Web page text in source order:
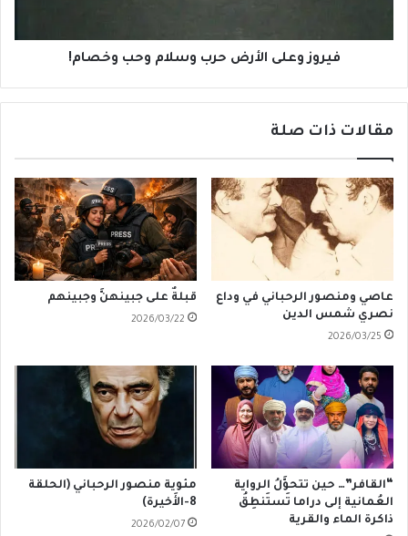
فيروز وعلى الأرض حرب وسلام وحب وخصام!
مقالات ذات صلة
عاصي ومنصور الرحباني في وداع
نصري شمس الدين
2026/03/25
قبلةٌ على جبينهنَّ وجبينهم
2026/03/22
“القافر”… حين تتحوَّلُ الرواية
العُمانية إلى دراما تَستَنطِقُ
ذاكرة الماء والقرية
مئوية منصور الرحباني (الحلقة
8-الأَخيرة)
2026/02/07